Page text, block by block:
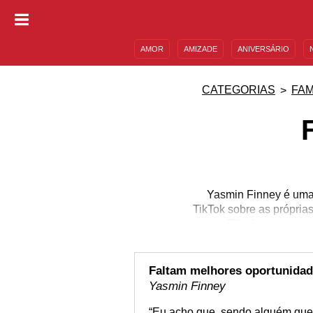
AMOR AMIZADE ANIVERSÁRIO
CATEGORIAS
Yasmin Finney é
TikTok sobre as
como Elle Argent,
Estados Unidos, e
“Doctor Who”, com
Faltam melhores
Yasmin Finney